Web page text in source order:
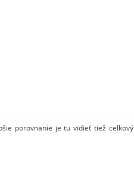
porovnanie je tu vidieť tiež celkový